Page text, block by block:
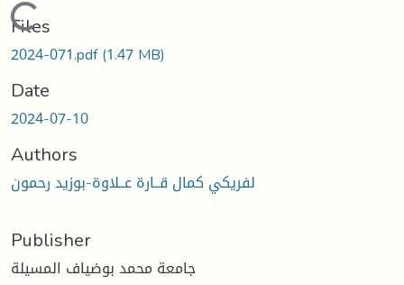
Loading...
Files
2024-071.pdf(1.47 MB)
Date
2024-07-10
Authors
لفريكي كمال قــارة عــلاوة-بوزيد رحمون
Publisher
جامعة محمد بوضياف المسيلة